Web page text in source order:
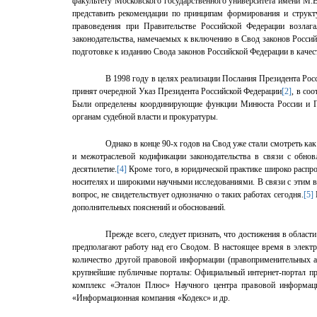
представить рекомендации по принципам формирования и
правоведения при Правительстве Российской Федерации
законодательства, намечаемых к включению в Свод законов
подготовке к изданию Свода законов Российской Федерации в
В 1998 году в целях реализации Послания Президента
принят очередной Указ Президента Российской Федерации[2], в
Были определены координирующие функции Минюста России и
органам судебной власти и прокуратуры.
Однако в конце 90-х годов на Свод уже стали смотреть
и межотраслевой кодификации законодательства в связи с
десятилетие.[4] Кроме того, в юридической практике широко
носителях и широкими научными исследованиями. В связи с этим
вопрос, не свидетельствует однозначно о таких работах сегодня.[5]
дополнительных пояснений и обоснований.
Прежде всего, следует признать, что достижения в
предполагают работу над его Сводом. В настоящее время в
количество другой правовой информации
крупнейшие публичные порталы: Официальный интернет-портал
комплекс «Эталон Плюс» Научного центра правовой
«Информационная компания «Кодекс» и др.